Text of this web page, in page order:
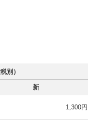
別）
新
1,300円